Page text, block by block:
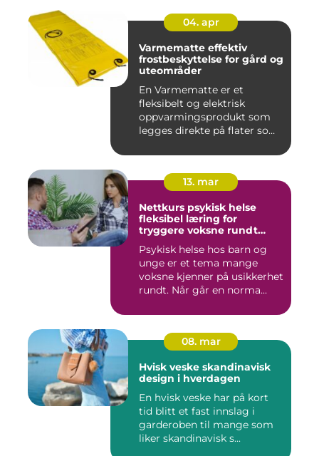
04. apr
Varmematte effektiv
frostbeskyttelse for gård og
uteområder
En Varmematte er et
fleksibelt og elektrisk
oppvarmingsprodukt som
legges direkte på flater som
13. mar
Nettkurs psykisk helse
fleksibel læring for
tryggere voksne rundt
Psykisk helse hos barn og
unge er et tema mange
voksne kjenner på usikkerhet
rundt. Når går en norma...
08. mar
Hvisk veske skandinavisk
design i hverdagen
En hvisk veske har på kort
tid blitt et fast innslag i
garderoben til mange som
liker skandinavisk s...